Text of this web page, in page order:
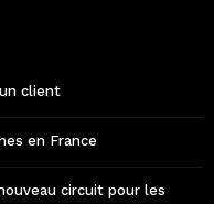
client
en France
circuit pour les